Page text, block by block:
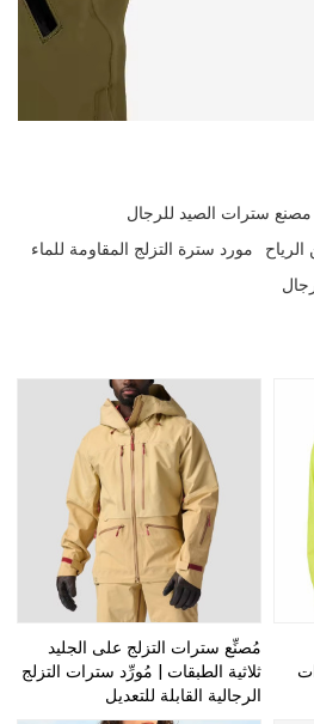
مصنع سترات الصيد للرجال
مورد سترة التزلج المقاومة للماء
مُصنِّع سترات التزلج على الجليد
ثلاثية الطبقات | مُورِّد سترات التزلج
الرجالية القابلة للتعديل